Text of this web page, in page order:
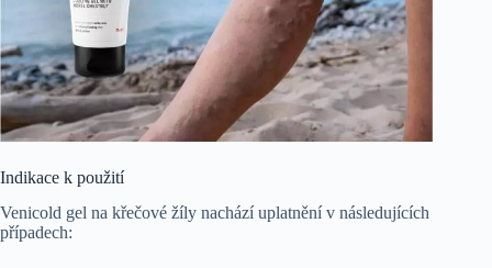
Indikace k použití
Venicold gel na křečové žíly nachází uplatnění v následujících
případech: